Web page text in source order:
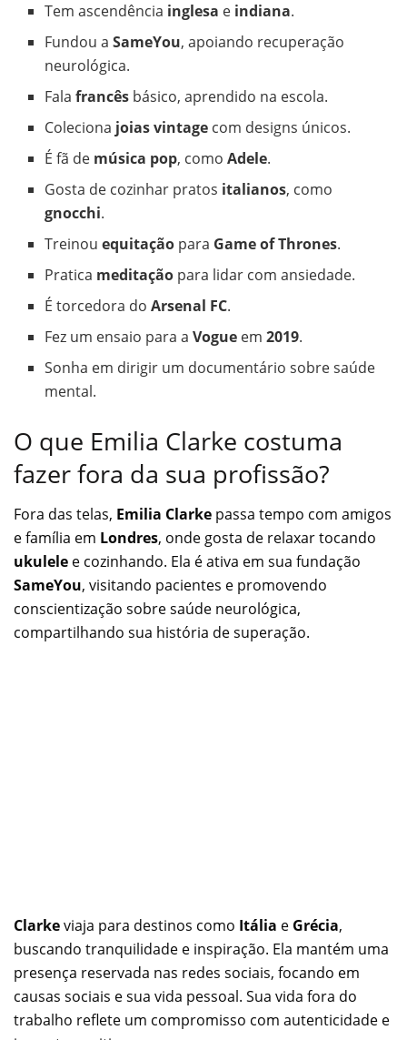
Tem ascendência inglesa e indiana.
Fundou aSameYou, apoiando recuperação
neurológica.
Falafrancês básico, aprendido na escola.
Coleciona joias vintage com designs únicos.
É fã de música pop, comoAdele.
Gosta de cozinhar pratos italianos, como
gnocchi.
Treinouequitação para Game of Thrones.
Pratica meditação para lidar com ansiedade.
É torcedora doArsenal FC.
Fez um ensaio para aVogue em2019.
Sonha em dirigir um documentário sobre saúde
mental.
O que Emilia Clarke costuma
fazer fora da sua profissão?
Fora das telas, Emilia Clarke passa tempo com amigos
e família em Londres, onde gosta de relaxar tocando
ukulele e cozinhando. Ela é ativa em sua fundação
SameYou, visitando pacientes e promovendo
conscientização sobre saúde neurológica,
compartilhando sua história de superação.
Clarkeviaja para destinos como Itália e Grécia,
buscando tranquilidade e inspiração. Ela mantém uma
presença reservada nas redes sociais, focando em
causas sociais e sua vida pessoal. Sua vida fora do
trabalho reflete um compromisso com autenticidade e